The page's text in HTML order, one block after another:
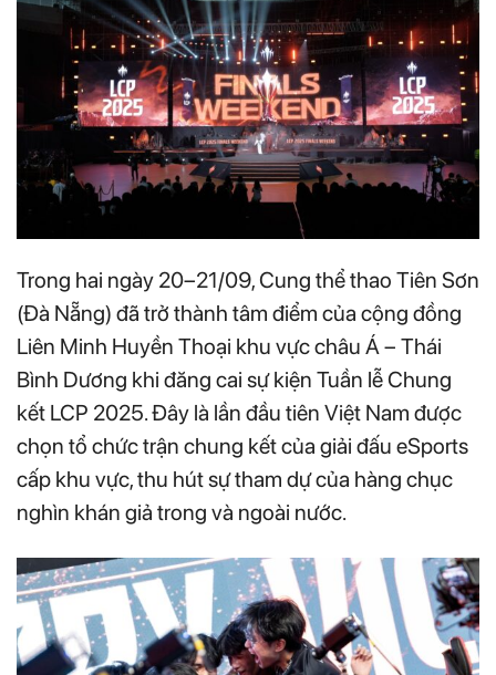
Trong hai ngày 20–21/09, Cung thể thao Tiên Sơn
(Đà Nẵng) đã trở thành tâm điểm của cộng đồng
Liên Minh Huyền Thoại khu vực châu Á – Thái
Bình Dương khi đăng cai sự kiện Tuần lễ Chung
kết LCP 2025. Đây là lần đầu tiên Việt Nam được
chọn tổ chức trận chung kết của giải đấu eSports
cấp khu vực, thu hút sự tham dự của hàng chục
nghìn khán giả trong và ngoài nước.